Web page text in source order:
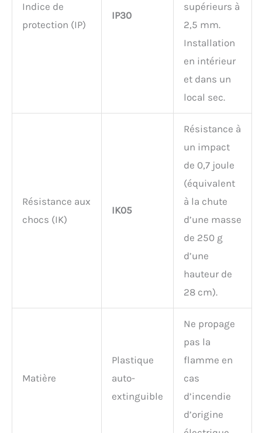
Indice de
protection (IP)
IP30
supérieurs à
2,5 mm.
Installation
en intérieur
et dans un
local sec.
Résistance aux
chocs (IK)
IK05
Résistance à
un impact
de 0,7 joule
(équivalent
à la chute
d’une masse
de 250 g
d’une
hauteur de
28 cm).
Matière
Plastique
auto-
extinguible
Ne propage
pas la
flamme en
cas
d’incendie
d’origine